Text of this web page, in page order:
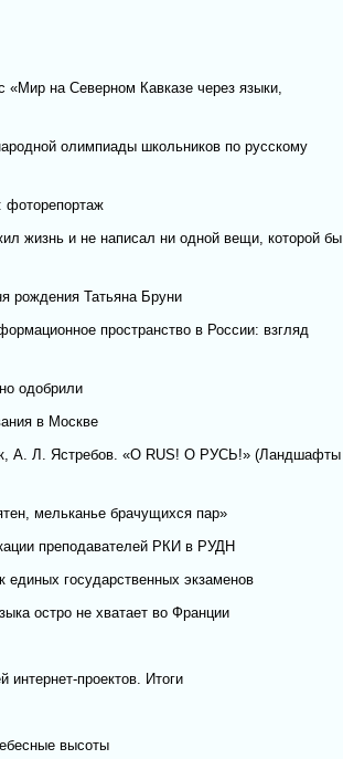
на Северном Кавказе через языки,
олимпиады школьников по русскому
жизнь и не написал ни одной вещи, которой бы
рождения Татьяна Бруни
пространство в России: взгляд
одобрили
в Москве
А. Л. Ястребов. «O RUS! О РУСЬ!» (Ландшафты
мельканье брачущихся пар»
преподавателей РКИ в РУДН
единых государственных экзаменов
остро не хватает во Франции
интернет-проектов. Итоги
высоты